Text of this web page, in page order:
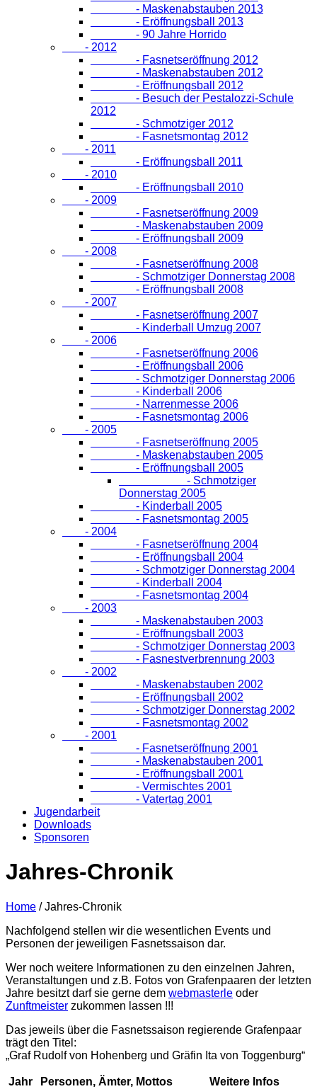
- Maskenabstauben 2013
- Eröffnungsball 2013
- 90 Jahre Horrido
- 2012
- Fasnetseröffnung 2012
- Maskenabstauben 2012
- Eröffnungsball 2012
- Besuch der Pestalozzi-Schule
2012
- Schmotziger 2012
- Fasnetsmontag 2012
- 2011
- Eröffnungsball 2011
- 2010
- Eröffnungsball 2010
- 2009
- Fasnetseröffnung 2009
- Maskenabstauben 2009
- Eröffnungsball 2009
- 2008
- Fasnetseröffnung 2008
- Schmotziger Donnerstag 2008
- Eröffnungsball 2008
- 2007
- Fasnetseröffnung 2007
- Kinderball Umzug 2007
- 2006
- Fasnetseröffnung 2006
- Eröffnungsball 2006
- Schmotziger Donnerstag 2006
- Kinderball 2006
- Narrenmesse 2006
- Fasnetsmontag 2006
- 2005
- Fasnetseröffnung 2005
- Maskenabstauben 2005
- Eröffnungsball 2005
- Schmotziger
Donnerstag 2005
- Kinderball 2005
- Fasnetsmontag 2005
- 2004
- Fasnetseröffnung 2004
- Eröffnungsball 2004
- Schmotziger Donnerstag 2004
- Kinderball 2004
- Fasnetsmontag 2004
- 2003
- Maskenabstauben 2003
- Eröffnungsball 2003
- Schmotziger Donnerstag 2003
- Fasnestverbrennung 2003
- 2002
- Maskenabstauben 2002
- Eröffnungsball 2002
- Schmotziger Donnerstag 2002
- Fasnetsmontag 2002
- 2001
- Fasnetseröffnung 2001
- Maskenabstauben 2001
- Eröffnungsball 2001
- Vermischtes 2001
- Vatertag 2001
Jugendarbeit
Downloads
Sponsoren
Jahres-Chronik
Home /Jahres-Chronik
Nachfolgend stellen wir die wesentlichen Events und
Personen der jeweiligen Fasnetssaison dar.
Wer noch weitere Informationen zu den einzelnen Jahren,
Veranstaltungen und z.B. Fotos von Grafenpaaren der letzten
Jahre besitzt darf sie gerne dem webmasterle oder
Zunftmeister zukommen lassen !!!
Das jeweils über die Fasnetssaison regierende Grafenpaar
trägt den Titel:
„Graf Rudolf von Hohenberg und Gräfin Ita von Toggenburg“
Jahr Personen, Ämter, Mottos Weitere Infos